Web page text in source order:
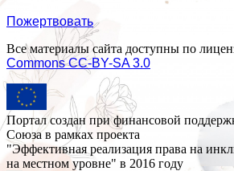
Пожертвовать
Все материалы сайта доступны по
Commons СС-BY-SA 3.0
Портал создан при финансовой
Союза в рамках проекта
"Эффективная реализация права на
на местном уровне" в 2016 году